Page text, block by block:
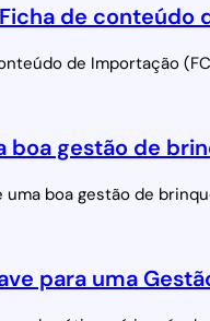
de conteúdo
de Importação
boa gestão de
uma boa gestão de
para uma